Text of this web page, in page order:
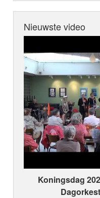
Nieuwste video
Koningsdag